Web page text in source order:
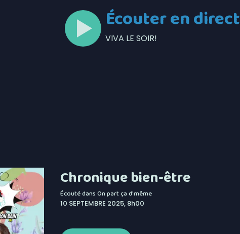
Écouter en direct
VIVA LE SOIR!
Chronique bien-être
Écouté dansOn part ça d'même
10 SEPTEMBRE 2025, 8h00